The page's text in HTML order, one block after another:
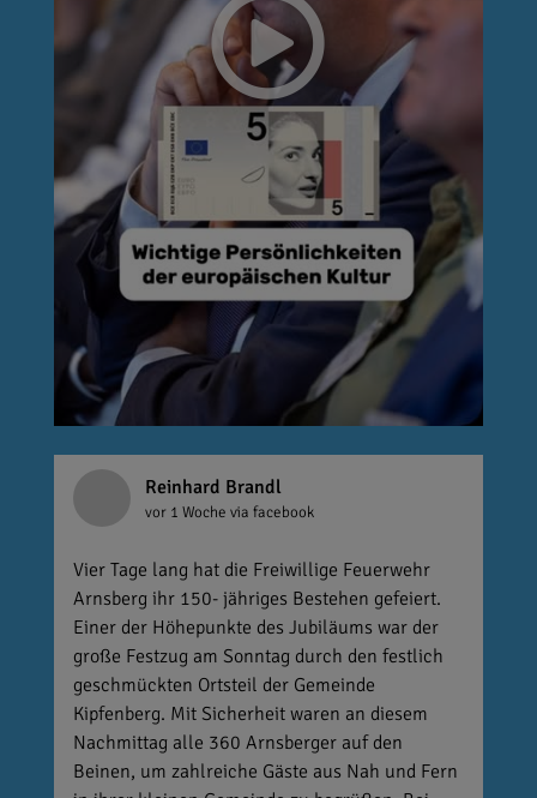
Reinhard Brandl
vor 1 Woche via facebook
Vier Tage lang hat die Freiwillige Feuerwehr
Arnsberg ihr 150- jähriges Bestehen gefeiert.
Einer der Höhepunkte des Jubiläums war der
große Festzug am Sonntag durch den festlich
geschmückten Ortsteil der Gemeinde
Kipfenberg. Mit Sicherheit waren an diesem
Nachmittag alle 360 Arnsberger auf den
Beinen, um zahlreiche Gäste aus Nah und Fern